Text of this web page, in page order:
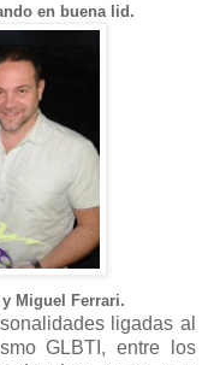
en buena lid.
Miguel Ferrari.
ligadas al
GLBTI, entre los